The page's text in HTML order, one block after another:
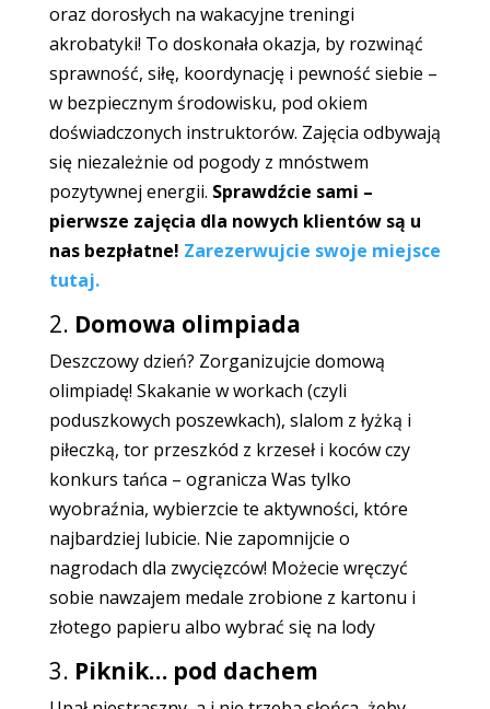
oraz dorosłych na wakacyjne treningi
akrobatyki! To doskonała okazja, by rozwinąć
sprawność, siłę, koordynację i pewność siebie –
w bezpiecznym środowisku, pod okiem
doświadczonych instruktorów. Zajęcia odbywają
się niezależnie od pogody z mnóstwem
pozytywnej energii. Sprawdźcie sami –
pierwsze zajęcia dla nowych klientów są u
nas bezpłatne! Zarezerwujcie swoje miejsce
tutaj.
2. Domowa olimpiada
Deszczowy dzień? Zorganizujcie domową
olimpiadę! Skakanie w workach (czyli
poduszkowych poszewkach), slalom z łyżką i
piłeczką, tor przeszkód z krzeseł i koców czy
konkurs tańca – ogranicza Was tylko
wyobraźnia, wybierzcie te aktywności, które
najbardziej lubicie. Nie zapomnijcie o
nagrodach dla zwycięzców! Możecie wręczyć
sobie nawzajem medale zrobione z kartonu i
złotego papieru albo wybrać się na lody
3. Piknik… pod dachem